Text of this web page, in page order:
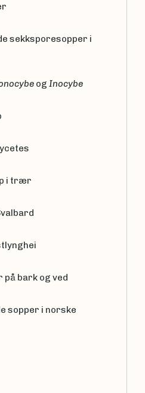
sekksporesopper i
og Inocybe
i trær
på bark og ved
sopper i norske